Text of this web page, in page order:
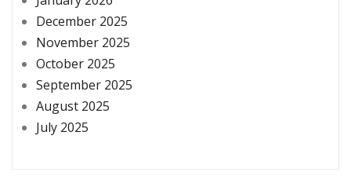
December 2025
November 2025
October 2025
September 2025
August 2025
July 2025